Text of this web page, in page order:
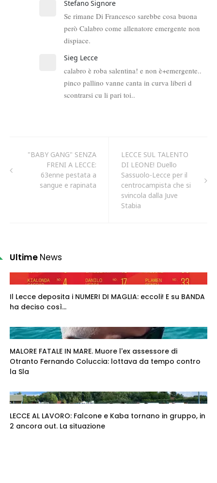
"BABY GANG" SENZA
FRENI A LECCE:
63enne pestata a
sangue e rapinata
LECCE SUL TALENTO
DI LEONE! Duello
Sassuolo-Lecce per il
centrocampista che si
svincola dalla Juve
Stabia
Ultime News
Il Lecce deposita i NUMERI DI MAGLIA: eccoli! E su BANDA
ha deciso così...
MALORE FATALE IN MARE. Muore l'ex assessore di
Otranto Fernando Coluccia: lottava da tempo contro
la Sla
LECCE AL LAVORO: Falcone e Kaba tornano in gruppo, in
2 ancora out. La situazione